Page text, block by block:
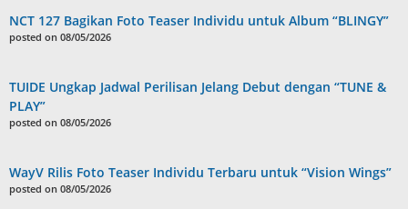
NCT 127 Bagikan Foto Teaser Individu untuk Album “BLINGY”
posted on 08/05/2026
TUIDE Ungkap Jadwal Perilisan Jelang Debut dengan “TUNE &
PLAY”
posted on 08/05/2026
WayV Rilis Foto Teaser Individu Terbaru untuk “Vision Wings”
posted on 08/05/2026